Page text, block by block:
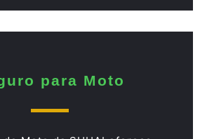
para Moto